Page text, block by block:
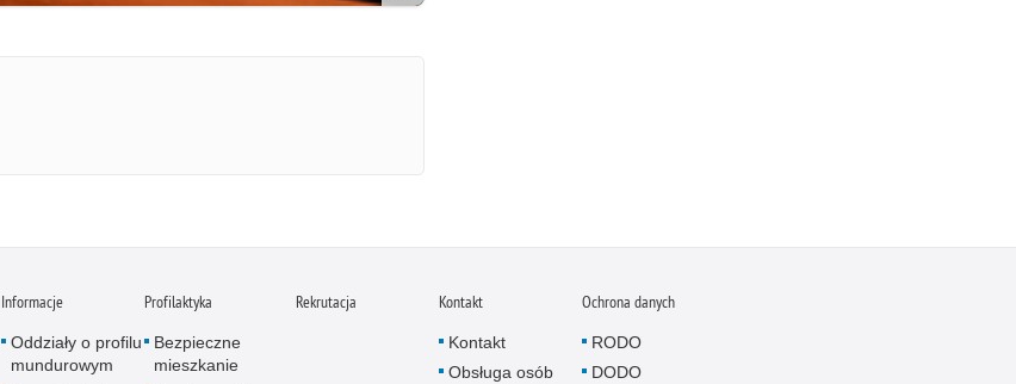
Informacje
Oddziały o profilu
mundurowym
Profilaktyka
Bezpieczne
mieszkanie
Rekrutacja Kontakt
Kontakt
Obsługa osób
Ochrona danych
RODO
DODO